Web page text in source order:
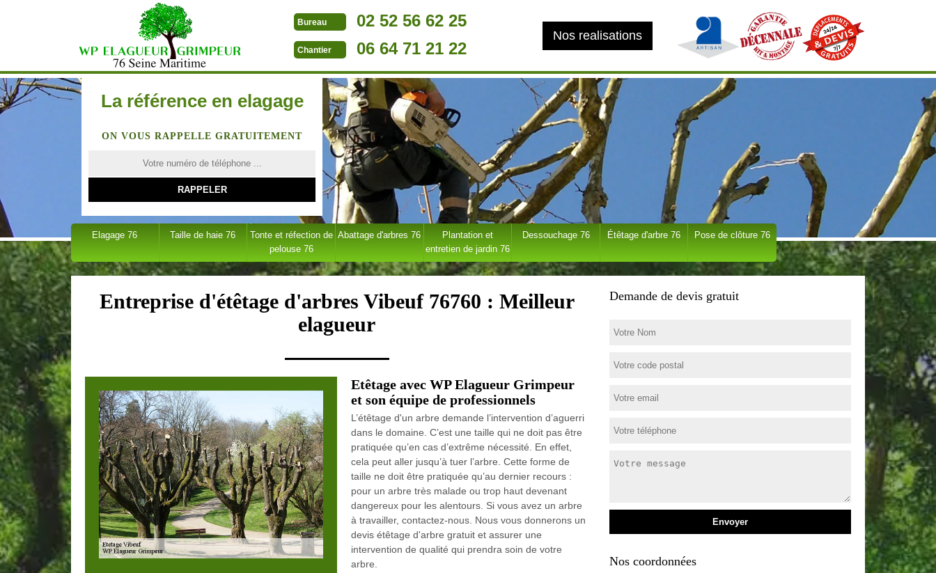
Bureau 02 52 56 62 25
Chantier 06 64 71 21 22
Nos realisations
La référence en elagage
ON VOUS RAPPELLE GRATUITEMENT
Elagage 76 Taille de haie 76
Tonte et réfection de
pelouse 76
Abattage d'arbres 76
Plantation et
entretien de jardin 76
Dessouchage 76 Étêtage d'arbre 76 Pose de clôture 76
Entreprise d'étêtage d'arbres Vibeuf 76760 : Meilleur
elagueur
Etêtage avec WP Elagueur Grimpeur
et son équipe de professionnels
L’étêtage d'un arbre demande l’intervention d’aguerri
dans le domaine. C’est une taille qui ne doit pas être
pratiquée qu’en cas d’extrême nécessité. En effet,
cela peut aller jusqu’à tuer l’arbre. Cette forme de
taille ne doit être pratiquée qu’au dernier recours :
pour un arbre très malade ou trop haut devenant
dangereux pour les alentours. Si vous avez un arbre
à travailler, contactez-nous. Nous vous donnerons un
devis étêtage d'arbre gratuit et assurer une
intervention de qualité qui prendra soin de votre
arbre.
Demande de devis gratuit
Nos coordonnées